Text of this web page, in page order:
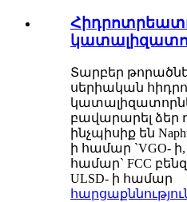
Տարբեր
սերիական
բավարարել ձեր
ինչպիսիք են
ի համար `VGO- ի,
համար` FCC
ULSD- ի համար